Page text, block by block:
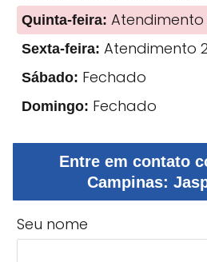
Quinta-feira:
Sexta-feira: Atendimento
Sábado: Fechado
Domingo: Fechado
Entre em contato
Campinas:
Seu nome